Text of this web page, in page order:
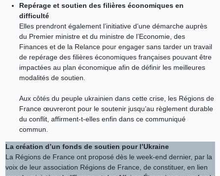
Repérage et soutien des filières économiques en
difficulté
Elles prendront également l’initiative d’une démarche auprès
du Premier ministre et du ministre de l’Economie, des
Finances et de la Relance pour engager sans tarder un travail
de repérage des filières économiques françaises pouvant être
impactées au plan économique afin de définir les meilleures
modalités de soutien.
Aux côtés du peuple ukrainien dans cette crise, les Régions de
France œuvreront pour le soutenir jusqu’au règlement durable
du conflit, affirment-t-elles enfin dans ce communiqué
commun.
La création d’un fonds de soutien pour l’Ukraine
La Régions de France ont proposé dès le week-end dernier, par la
voix de leur association Régions de France, de constituer, en lien